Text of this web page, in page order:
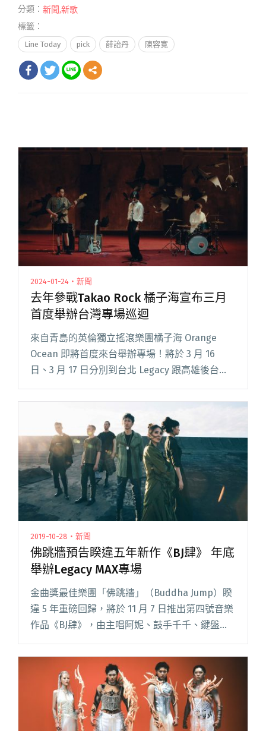
分類： 新聞,新歌
標籤：
Line Today pick 薛詒丹 陳容寛
2024-01-24・新聞
去年參戰Takao Rock 橘子海宣布三月
首度舉辦台灣專場巡迴
來自青島的英倫獨立搖滾樂團橘子海 Orange
Ocean 即將首度來台舉辦專場！將於 3 月 16
日、3 月 17 日分別到台北 Legacy 跟高雄後台
Backstage Live 舉辦演唱會，帶來原汁原味的浪
漫音樂浪潮，也是繼去年閱讀全文 "去年參戰
Takao Rock 橘子海宣布三月首度舉辦台灣專場巡
迴"
2019-10-28・新聞
佛跳牆預告睽違五年新作《BJ肆》 年底
舉辦Legacy MAX專場
金曲獎最佳樂團「佛跳牆」（Buddha Jump）睽
違 5 年重磅回歸，將於 11 月 7 日推出第四號音樂
作品《BJ肆》，由主唱阿妮、鼓手千千、鍵盤手
牙牙、吉他手宣銘、吉他手陳君豪、貝斯手奧
迪，六位音樂好友集結而成的「佛跳牆」，成員
都是炙閱讀全文 "佛跳牆預告睽違五年新作《BJ
肆》 年底舉辦Legacy MAX專場"